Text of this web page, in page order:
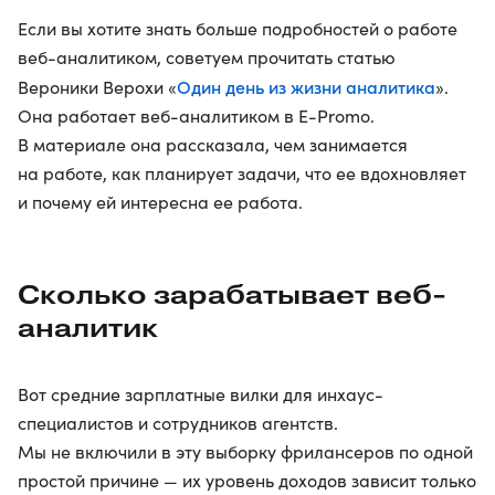
Если вы хотите знать больше подробностей о работе
веб-аналитиком, советуем прочитать статью
Вероники Верохи «Один день из жизни аналитика».
Она работает веб-аналитиком в E-Promo.
В материале она рассказала, чем занимается
на работе, как планирует задачи, что ее вдохновляет
и почему ей интересна ее работа.
Сколько зарабатывает веб-
аналитик
Вот средние зарплатные вилки для инхаус-
специалистов и сотрудников агентств.
Мы не включили в эту выборку фрилансеров по одной
простой причине — их уровень доходов зависит только